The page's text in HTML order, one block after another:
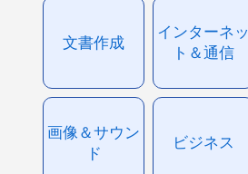
文書作成
インターネッ
ト＆通信
画像＆サウン
ド
ビジネス